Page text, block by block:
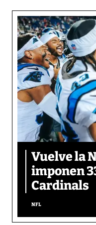
Vuelve la
imponen
Cardinals
NFL